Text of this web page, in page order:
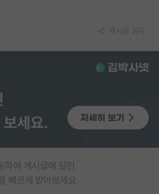
하여 게시글에 달린
빠르게 받아보세요